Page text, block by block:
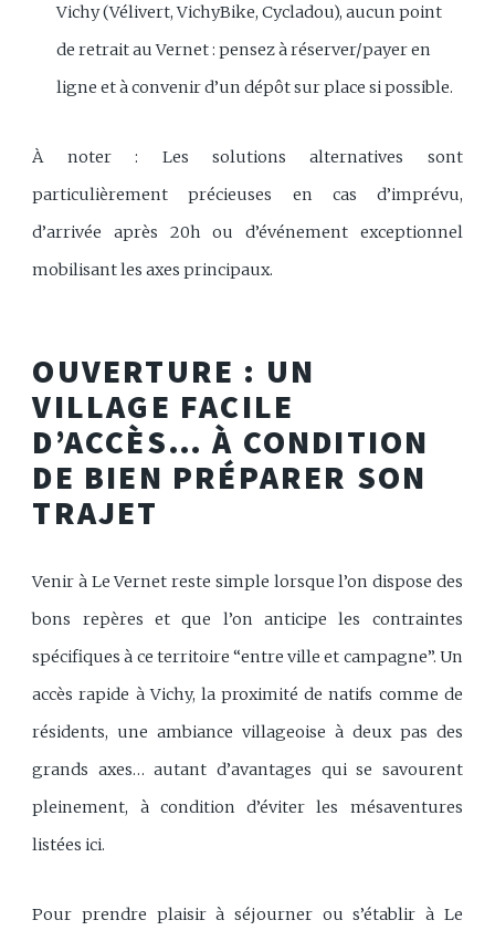
Vichy (Vélivert, VichyBike, Cycladou), aucun point
de retrait au Vernet : pensez à réserver/payer en
ligne et à convenir d’un dépôt sur place si possible.
À noter : Les solutions alternatives sont
particulièrement précieuses en cas d’imprévu,
d’arrivée après 20h ou d’événement exceptionnel
mobilisant les axes principaux.
OUVERTURE : UN
VILLAGE FACILE
D’ACCÈS… À CONDITION
DE BIEN PRÉPARER SON
TRAJET
Venir à Le Vernet reste simple lorsque l’on dispose des
bons repères et que l’on anticipe les contraintes
spécifiques à ce territoire “entre ville et campagne”. Un
accès rapide à Vichy, la proximité de natifs comme de
résidents, une ambiance villageoise à deux pas des
grands axes… autant d’avantages qui se savourent
pleinement, à condition d’éviter les mésaventures
listées ici.
Pour prendre plaisir à séjourner ou s’établir à Le